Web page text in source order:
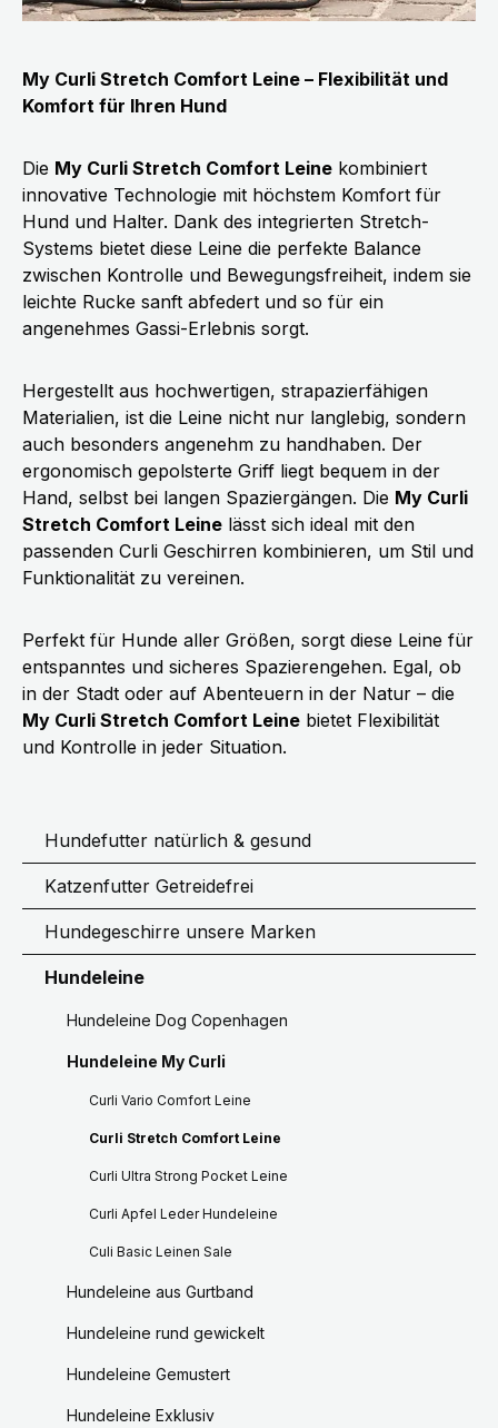
My Curli Stretch Comfort Leine – Flexibilität und
Komfort für Ihren Hund
Die My Curli Stretch Comfort Leine kombiniert
innovative Technologie mit höchstem Komfort für
Hund und Halter. Dank des integrierten Stretch-
Systems bietet diese Leine die perfekte Balance
zwischen Kontrolle und Bewegungsfreiheit, indem sie
leichte Rucke sanft abfedert und so für ein
angenehmes Gassi-Erlebnis sorgt.
Hergestellt aus hochwertigen, strapazierfähigen
Materialien, ist die Leine nicht nur langlebig, sondern
auch besonders angenehm zu handhaben. Der
ergonomisch gepolsterte Griff liegt bequem in der
Hand, selbst bei langen Spaziergängen. Die My Curli
Stretch Comfort Leine lässt sich ideal mit den
passenden Curli Geschirren kombinieren, um Stil und
Funktionalität zu vereinen.
Perfekt für Hunde aller Größen, sorgt diese Leine für
entspanntes und sicheres Spazierengehen. Egal, ob
in der Stadt oder auf Abenteuern in der Natur – die
My Curli Stretch Comfort Leine bietet Flexibilität
und Kontrolle in jeder Situation.
Hundefutter natürlich & gesund
Katzenfutter Getreidefrei
Hundegeschirre unsere Marken
Hundeleine
Hundeleine Dog Copenhagen
Hundeleine My Curli
Curli Vario Comfort Leine
Curli Stretch Comfort Leine
Curli Ultra Strong Pocket Leine
Curli Apfel Leder Hundeleine
Culi Basic Leinen Sale
Hundeleine aus Gurtband
Hundeleine rund gewickelt
Hundeleine Gemustert
Hundeleine Exklusiv